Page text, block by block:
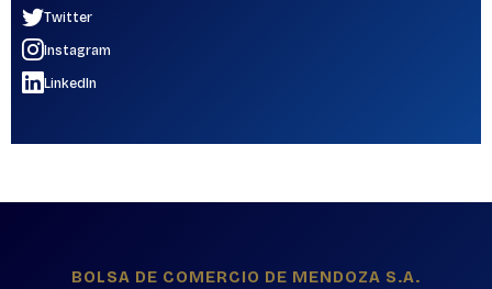
Twitter
Instagram
LinkedIn
BOLSA DE COMERCIO DE MENDOZA S.A.